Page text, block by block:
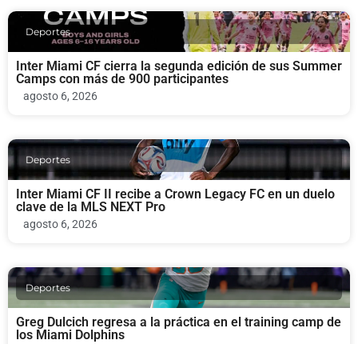
Deportes
Inter Miami CF cierra la segunda edición de sus Summer
Camps con más de 900 participantes
agosto 6, 2026
Deportes
Inter Miami CF II recibe a Crown Legacy FC en un duelo
clave de la MLS NEXT Pro
agosto 6, 2026
Deportes
Greg Dulcich regresa a la práctica en el training camp de
los Miami Dolphins